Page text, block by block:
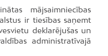
mājsaimniecības
ir tiesības saņemt
deklarējušas un
administratīvajā